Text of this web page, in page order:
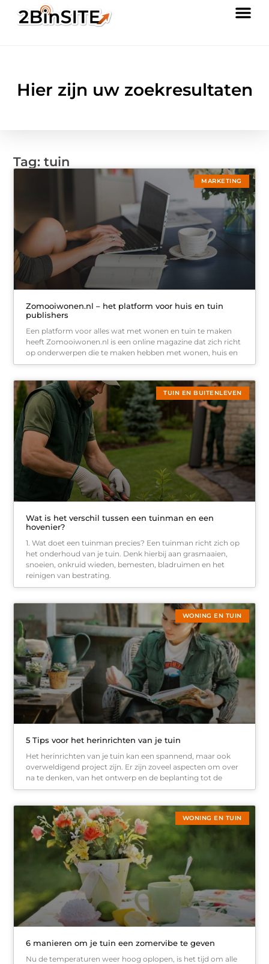
Hier zijn uw zoekresultaten
Tag: tuin
MARKETING
Zomooiwonen.nl – het platform voor huis en tuin
publishers
Een platform voor alles wat met wonen en tuin te maken
heeft Zomooiwonen.nl is een online magazine dat zich richt
op onderwerpen die te maken hebben met wonen, huis en
TUIN EN BUITENLEVEN
Wat is het verschil tussen een tuinman en een
hovenier?
1. Wat doet een tuinman precies? Een tuinman richt zich op
het onderhoud van je tuin. Denk hierbij aan grasmaaien,
snoeien, onkruid wieden, bemesten, bladruimen en het
reinigen van bestrating.
WONING EN TUIN
5 Tips voor het herinrichten van je tuin
Het herinrichten van je tuin kan een spannend, maar ook
overweldigend project zijn. Er zijn zoveel aspecten om over
na te denken, van het ontwerp en de beplanting tot de
WONING EN TUIN
6 manieren om je tuin een zomervibe te geven
Nu de temperaturen weer hoog oplopen, is het tijd om alle